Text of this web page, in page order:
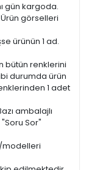
gün kargoda.
görselleri
ürünün 1 ad.
bütün renklerini
durumda ürün
1 adet
ambalajlı
Sor"
modelleri